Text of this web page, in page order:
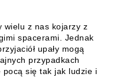
wielu z nas kojarzy z
spacerami. Jednak
upały mogą
przypadkach
pocą się tak jak ludzie i